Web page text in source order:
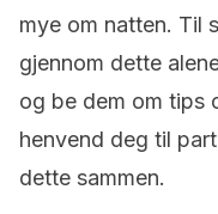
mye om natten. Til
gjennom dette
og be dem om tips
henvend deg til
dette sammen.